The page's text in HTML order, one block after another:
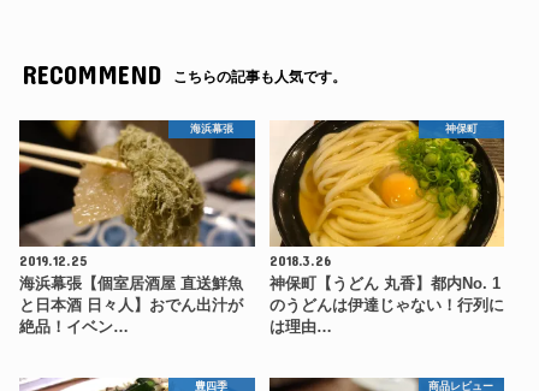
RECOMMEND こちらの記事も人気です。
海浜幕張
2019.12.25
海浜幕張【個室居酒屋 直送鮮魚
と日本酒 日々人】おでん出汁が
絶品！イベン…
神保町
2018.3.26
神保町【うどん 丸香】都内No. 1
のうどんは伊達じゃない！行列に
は理由…
豊四季 商品レビュー